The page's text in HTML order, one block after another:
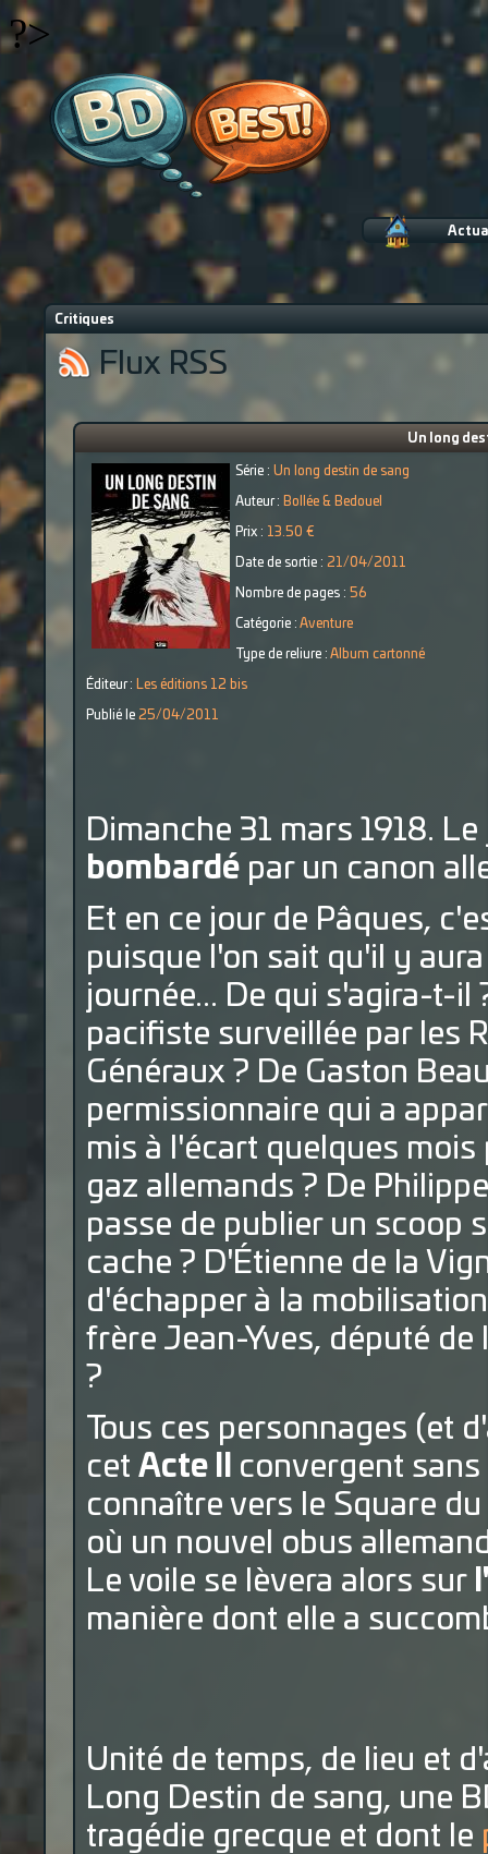
?>
Critiques
Flux RSS
Un long
Série : Un long destin de sang
Auteur : Bollée & Bedouel
Prix : 13.50 €
Date de sortie : 21/04/2011
Nombre de pages : 56
Catégorie : Aventure
Type de reliure : Album cartonné
Éditeur : Les éditions 12 bis
Publié le 25/04/2011
Dimanche 31 mars 1918.
bombardé par un canon
Et en ce jour de Pâques,
puisque l'on sait qu'il y
journée... De qui s'agira-t-
pacifiste surveillée par les
Généraux ? De Gaston
permissionnaire qui a
mis à l'écart quelques
gaz allemands ? De
passe de publier un scoop
cache ? D'Étienne de la
d'échapper à la
frère Jean-Yves, député de
?
Tous ces personnages (et
cet Acte II convergent
connaître vers le Square
où un nouvel obus
Le voile se lèvera alors sur
manière dont elle a
Unité de temps, de lieu et
Long Destin de sang, une
tragédie grecque et dont le